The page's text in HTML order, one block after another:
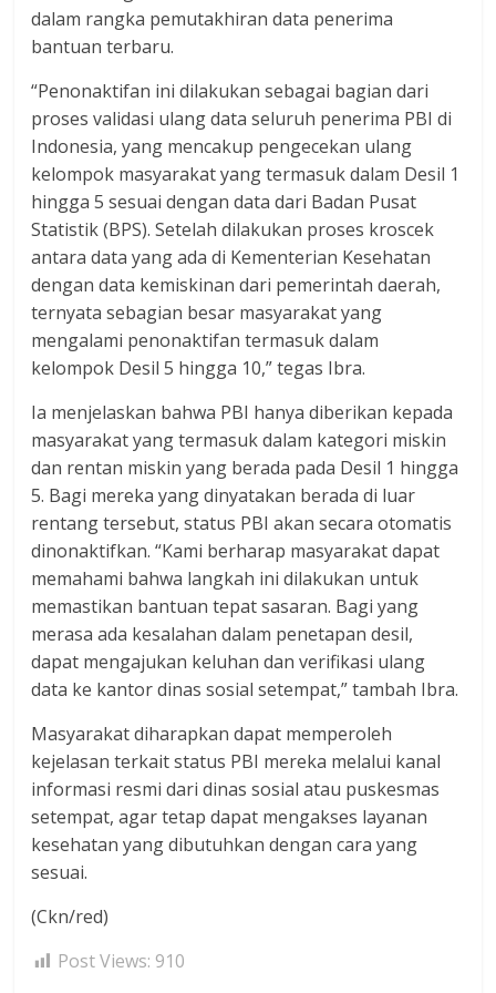
dalam rangka pemutakhiran data penerima
bantuan terbaru.
“Penonaktifan ini dilakukan sebagai bagian dari
proses validasi ulang data seluruh penerima PBI di
Indonesia, yang mencakup pengecekan ulang
kelompok masyarakat yang termasuk dalam Desil 1
hingga 5 sesuai dengan data dari Badan Pusat
Statistik (BPS). Setelah dilakukan proses kroscek
antara data yang ada di Kementerian Kesehatan
dengan data kemiskinan dari pemerintah daerah,
ternyata sebagian besar masyarakat yang
mengalami penonaktifan termasuk dalam
kelompok Desil 5 hingga 10,” tegas Ibra.
Ia menjelaskan bahwa PBI hanya diberikan kepada
masyarakat yang termasuk dalam kategori miskin
dan rentan miskin yang berada pada Desil 1 hingga
5. Bagi mereka yang dinyatakan berada di luar
rentang tersebut, status PBI akan secara otomatis
dinonaktifkan. “Kami berharap masyarakat dapat
memahami bahwa langkah ini dilakukan untuk
memastikan bantuan tepat sasaran. Bagi yang
merasa ada kesalahan dalam penetapan desil,
dapat mengajukan keluhan dan verifikasi ulang
data ke kantor dinas sosial setempat,” tambah Ibra.
Masyarakat diharapkan dapat memperoleh
kejelasan terkait status PBI mereka melalui kanal
informasi resmi dari dinas sosial atau puskesmas
setempat, agar tetap dapat mengakses layanan
kesehatan yang dibutuhkan dengan cara yang
sesuai.
(Ckn/red)
Post Views: 910